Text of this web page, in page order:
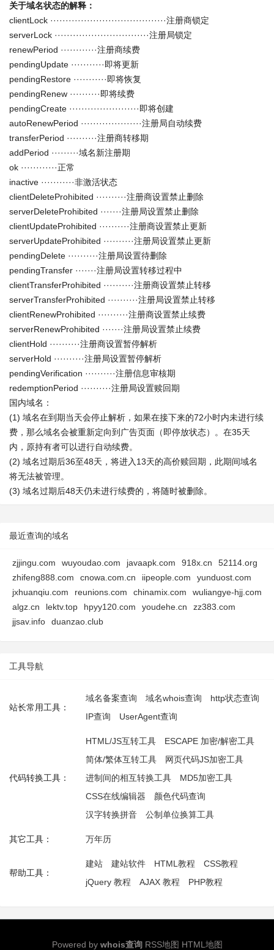
关于域名状态的解释：
clientLock ······································注册商锁定
serverLock ·······························注册局锁定
renewPeriod ············注册商续费
pendingUpdate ···········即将更新
pendingRestore ···········即将恢复
pendingRenew ··········即将续费
pendingCreate ·······················即将创建
autoRenewPeriod ····················注册局自动续费
transferPeriod ··········注册商转移期
addPeriod ·········域名新注册期
ok ············正常
inactive ···········非激活状态
clientDeleteProhibited ··········注册商设置禁止删除
serverDeleteProhibited ·······注册局设置禁止删除
clientUpdateProhibited ··········注册商设置禁止更新
serverUpdateProhibited ··········注册局设置禁止更新
pendingDelete ··········注册局设置待删除
pendingTransfer ·······注册局设置转移过程中
clientTransferProhibited ··········注册商设置禁止转移
serverTransferProhibited ··········注册局设置禁止转移
clientRenewProhibited ··········注册商设置禁止续费
serverRenewProhibited ·······注册局设置禁止续费
clientHold ··········注册商设置暂停解析
serverHold ··········注册局设置暂停解析
pendingVerification ··········注册信息审核期
redemptionPeriod ··········注册局设置赎回期
国内域名：
(1) 域名在到期当天会停止解析，如果在接下来的72小时内未进行续
费，那么域名会被重新定向到广告页面（即停放状态）。在35天
内，原持有者可以进行自动续费。
(2) 域名过期后36至48天，将进入13天的高价赎回期，此期间域名
将无法被管理。
(3) 域名过期后48天仍未进行续费的，将随时被删除。
最近查询的域名
zjjingu.com wuyoudao.com javaapk.com 918x.cn
52114.org
zhifeng888.com
cnowa.com.cn iipeople.com
yunduost.com
jxhuanqiu.com
reunions.com chinamix.com
wuliangye-hjj.com
algz.cn
lektv.top hpyy120.com youdehe.cn
zz383.com
jjsav.info
duanzao.club
工具导航
站长常用工具：
域名备案查询 域名whois查询
http状态查询
IP查询
UserAgent查询
代码转换工具：
HTML/JS互转工具
ESCAPE 加密/解密工具
简体/繁体互转工具
网页代码JS加密工具
进制间的相互转换工具
MD5加密工具
CSS在线编辑器
颜色代码查询
汉字转换拼音
公制单位换算工具
其它工具： 万年历
帮助工具：
建站 建站软件 HTML教程
CSS教程
jQuery 教程
AJAX 教程 PHP教程
Powered by whois查询 RSS地图 HTML地图